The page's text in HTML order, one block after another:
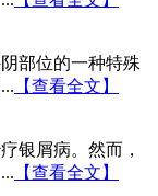
部位的一种特殊
【查看全文】
银屑病。然而，
【查看全文】